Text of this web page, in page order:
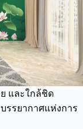
และใกล้ชิด
รรยากาศแห่งการ